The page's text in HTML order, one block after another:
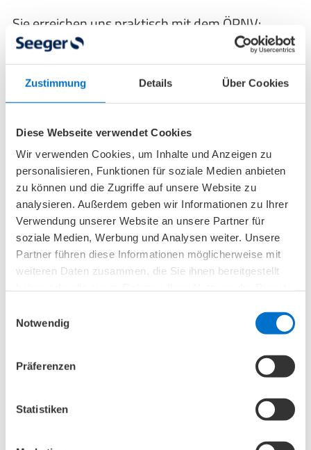
Zustimmung Details Über Cookies
Diese Webseite verwendet Cookies
Wir verwenden Cookies, um Inhalte und Anzeigen zu
personalisieren, Funktionen für soziale Medien anbieten
zu können und die Zugriffe auf unsere Website zu
analysieren. Außerdem geben wir Informationen zu Ihrer
Verwendung unserer Website an unsere Partner für
soziale Medien, Werbung und Analysen weiter. Unsere
Partner führen diese Informationen möglicherweise mit
weiteren Daten zusammen, die Sie ihnen bereitgestellt
Notwendig
Präferenzen
Statistiken
Sie erreichen uns praktisch mit dem ÖPNV:
Nutzen Sie die Buslinien 602 oder 621 und
steigen Sie an der Haltestelle „Teltow,
Iserstr./Gesundheitszentrum“ aus.
An dieser Filiale sind Parkplätze vorhanden.
Dieses Gesundheitshaus ist barrierefrei.
Die nächsten
Veranstaltungen
07. August 2026